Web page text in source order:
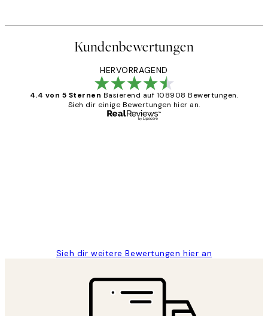
Kundenbewertungen
HERVORRAGEND
4.4 von 5 Sternen Basierend auf 108908 Bewertungen.
Sieh dir einige Bewertungen hier an.
Sieh dir weitere Bewertungen hier an